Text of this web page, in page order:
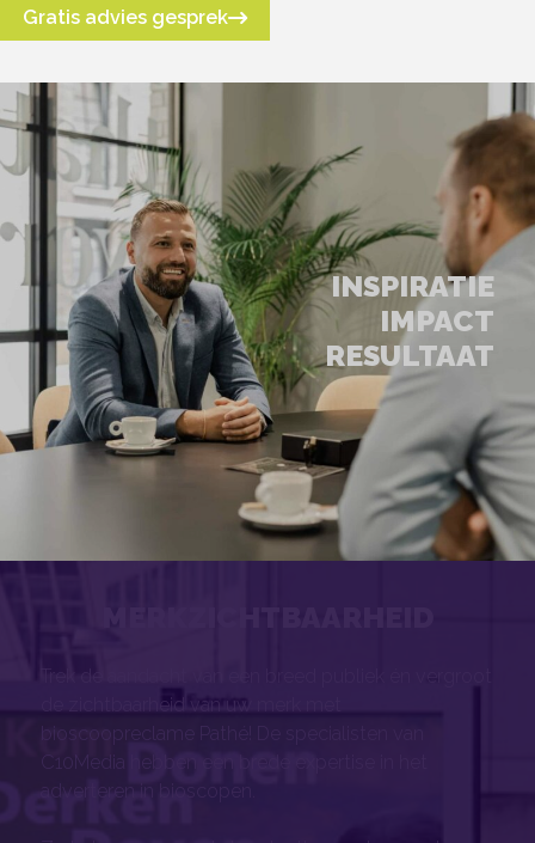
Gratis advies gesprek
INSPIRATIE
IMPACT
RESULTAAT
de zichtbaarheid van uw merk met
bioscoopreclame Pathé! De specialisten van
C10Media hebben een brede expertise in het
adverteren in bioscopen.